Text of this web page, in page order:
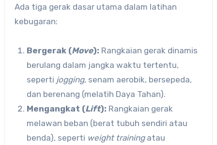
Ada tiga gerak dasar utama dalam latihan
kebugaran:
Bergerak (Move): Rangkaian gerak dinamis
berulang dalam jangka waktu tertentu,
seperti jogging, senam aerobik, bersepeda,
dan berenang (melatih Daya Tahan).
Mengangkat (Lift): Rangkaian gerak
melawan beban (berat tubuh sendiri atau
benda), seperti weight trainingatau